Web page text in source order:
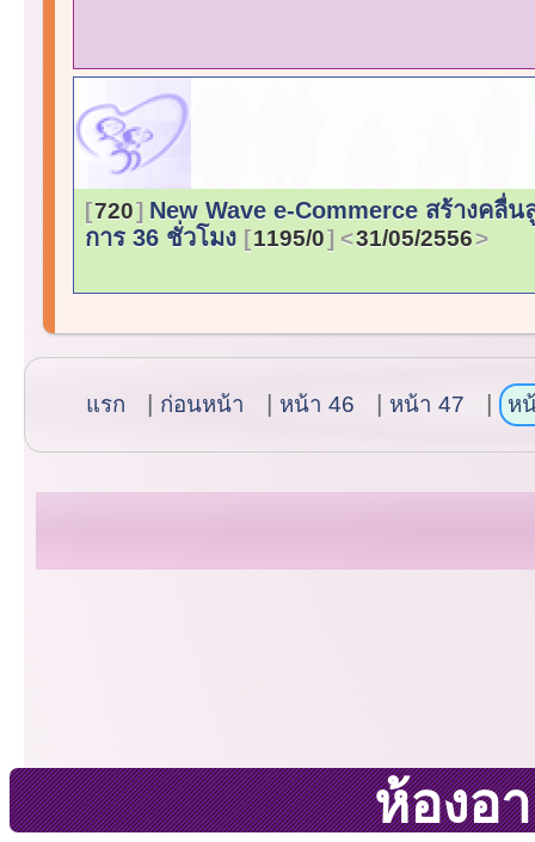
720
New Wave e-Commerce สร้างคลื่
การ 36 ชั่วโมง
1195/0 31/05/2556
แรก ก่อนหน้า หน้า 46 หน้า 47 ห
ห้องอ